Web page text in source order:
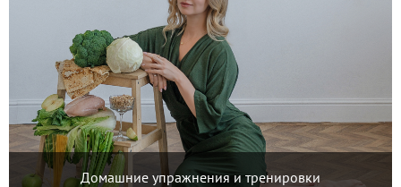
Домашние упражнения и тренировки